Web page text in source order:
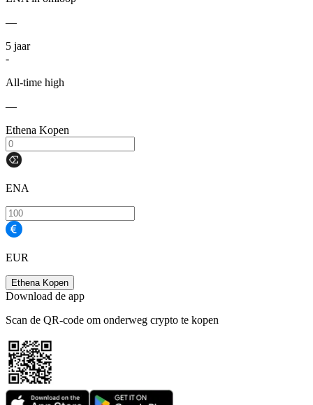
—
5 jaar
-
All-time high
—
Ethena Kopen
ENA
EUR
Ethena Kopen
Download de app
Scan de QR-code om onderweg crypto te kopen